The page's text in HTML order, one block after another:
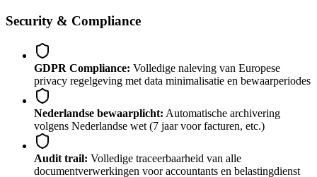
Security & Compliance
GDPR Compliance: Volledige naleving van Europese
privacy regelgeving met data minimalisatie en bewaarperiodes
Nederlandse bewaarplicht: Automatische archivering
volgens Nederlandse wet (7 jaar voor facturen, etc.)
Audit trail: Volledige traceerbaarheid van alle
documentverwerkingen voor accountants en belastingdienst